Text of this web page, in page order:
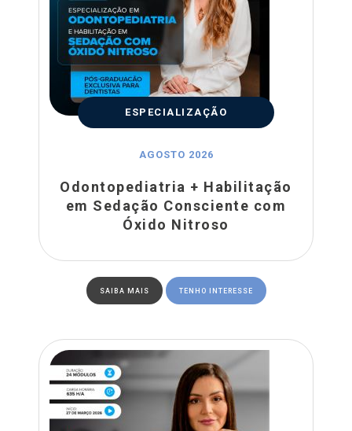
ESPECIALIZAÇÃO
AGOSTO 2026
Odontopediatria + Habilitação
em Sedação Consciente com
Óxido Nitroso
SAIBA MAIS TENHO INTERESSE